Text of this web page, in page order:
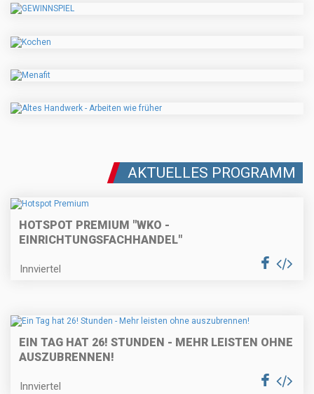
AKTUELLES PROGRAMM
HOTSPOT PREMIUM "WKO -
EINRICHTUNGSFACHHANDEL"
Innviertel
EIN TAG HAT 26! STUNDEN - MEHR LEISTEN OHNE
AUSZUBRENNEN!
Innviertel